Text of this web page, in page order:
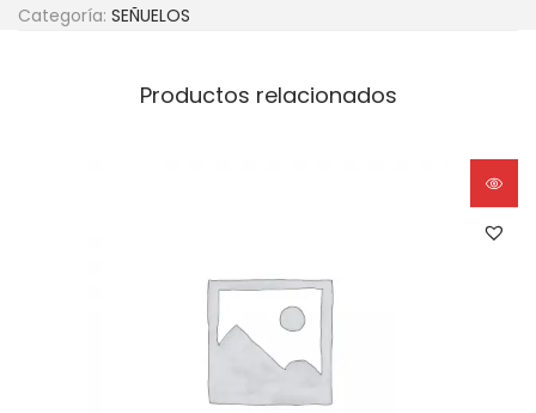
Categoría: SEÑUELOS
Productos relacionados